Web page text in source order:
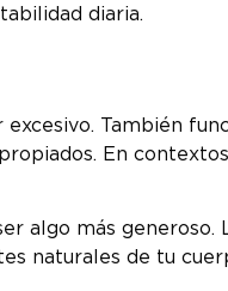
diaria.
También
En
algo más generoso.
naturales de tu